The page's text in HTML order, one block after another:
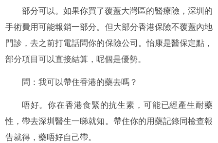
部分可以。如果你買了覆蓋大灣區的醫療險，深圳的
手術費用可能報銷一部分。但大部分香港保險不覆蓋內地
門診，去之前打電話問你的保險公司。怡康是醫保定點，
部分項目可以直接結算，呢個是優勢。
問：我可以帶住香港的藥去嗎？
唔好。你在香港食緊的抗生素，可能已經產生耐藥
性，帶去深圳醫生一睇就知。帶住你的用藥記錄同檢查報
告就得，藥唔好自己帶。